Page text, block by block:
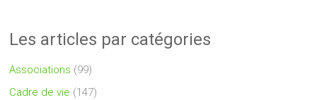
Les articles par catégories
Associations (99)
Cadre de vie (147)